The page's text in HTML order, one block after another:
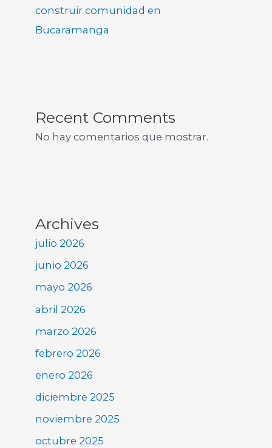
construir comunidad en
Bucaramanga
Recent Comments
No hay comentarios que mostrar.
Archives
julio 2026
junio 2026
mayo 2026
abril 2026
marzo 2026
febrero 2026
enero 2026
diciembre 2025
noviembre 2025
octubre 2025